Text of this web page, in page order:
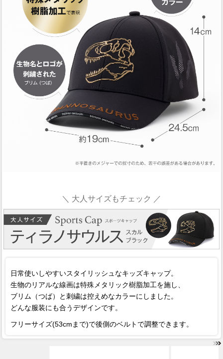
＼ 大人サイズもチェック ／
日常使いしやすいスタイリッシュなキッズキャップ。
生物のリアルな線画は特殊メタリック樹脂加工を施し、
ブリム（つば）と刺繍は控えめなカラーにしました。
どんな服装にも合うデザインです。
フリーサイズ(53cmまで)で後側のベルトで調整できます。